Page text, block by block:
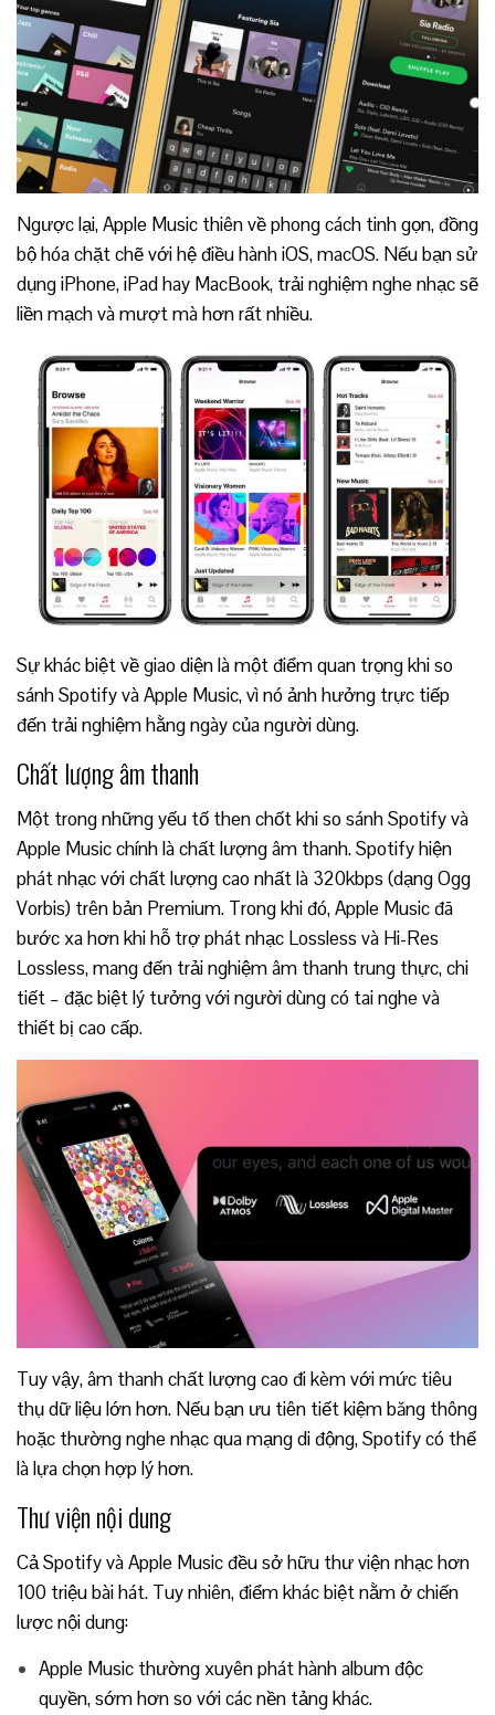
Ngược lại, Apple Music thiên về phong cách tinh gọn, đồng
bộ hóa chặt chẽ với hệ điều hành iOS, macOS. Nếu bạn sử
dụng iPhone, iPad hay MacBook, trải nghiệm nghe nhạc sẽ
liền mạch và mượt mà hơn rất nhiều.
Sự khác biệt về giao diện là một điểm quan trọng khi so
sánh Spotify và Apple Music, vì nó ảnh hưởng trực tiếp
đến trải nghiệm hằng ngày của người dùng.
Chất lượng âm thanh
Một trong những yếu tố then chốt khi so sánh Spotify và
Apple Music chính là chất lượng âm thanh. Spotify hiện
phát nhạc với chất lượng cao nhất là 320kbps (dạng Ogg
Vorbis) trên bản Premium. Trong khi đó, Apple Music đã
bước xa hơn khi hỗ trợ phát nhạc Lossless và Hi-Res
Lossless, mang đến trải nghiệm âm thanh trung thực, chi
tiết – đặc biệt lý tưởng với người dùng có tai nghe và
thiết bị cao cấp.
Tuy vậy, âm thanh chất lượng cao đi kèm với mức tiêu
thụ dữ liệu lớn hơn. Nếu bạn ưu tiên tiết kiệm băng thông
hoặc thường nghe nhạc qua mạng di động, Spotify có thể
là lựa chọn hợp lý hơn.
Thư viện nội dung
Cả Spotify và Apple Music đều sở hữu thư viện nhạc hơn
100 triệu bài hát. Tuy nhiên, điểm khác biệt nằm ở chiến
lược nội dung:
Apple Music thường xuyên phát hành album độc
quyền, sớm hơn so với các nền tảng khác.